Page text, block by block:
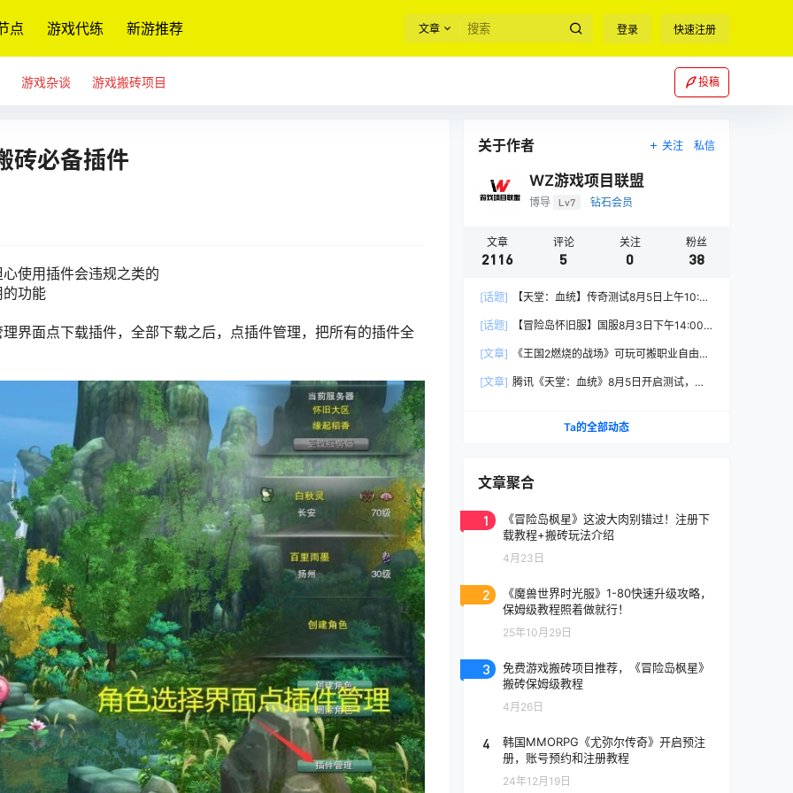
点 游戏代练 新游推荐 文章 登录 快速注册
游戏杂谈 游戏搬砖项目 投稿
砖必备插件
使用插件会违规之类的
功能
界面点下载插件，全部下载之后，点插件管理，把所有的插件全
关于作者 关注 私信
WZ游戏项目联盟
博导 Lv7 钻石会员
文章
2116
评论
5
关注
0
粉丝
38
[话题]
【天堂：血统】传奇测试8月5日上午10:00
[话题]
【冒险岛怀旧服】国服8月3日下午14:00
[文章]
《王国2燃烧的战场》可玩可搬职业自由，
[文章] 腾讯《天堂：血统》8月5日开启测试，
Ta的全部动态
文章聚合
1
《冒险岛枫星》这波大肉别错过！注册下
载教程+搬砖玩法介绍
4月23日
2
《魔兽世界时光服》1-80快速升级攻略，
保姆级教程照着做就行！
25年10月29日
3
免费游戏搬砖项目推荐，《冒险岛枫星》
搬砖保姆级教程
4月26日
4
韩国MMORPG《尤弥尔传奇》开启预注
册，账号预约和注册教程
24年12月19日